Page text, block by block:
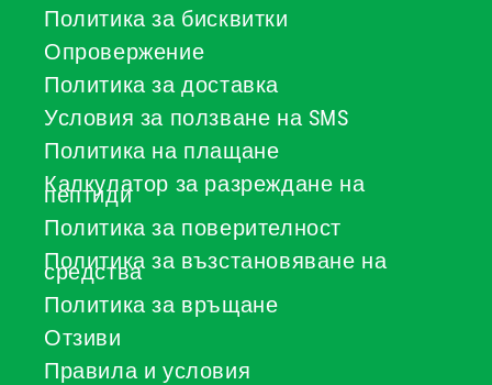
Политика за бисквитки
Опровержение
Политика за доставка
Условия за ползване на SMS
Политика на плащане
Калкулатор за разреждане на
пептиди
Политика за поверителност
Политика за възстановяване на
средства
Политика за връщане
Отзиви
Правила и условия